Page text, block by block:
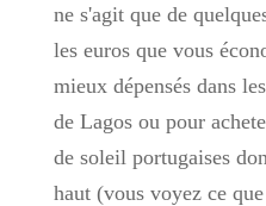
ne s'agit que de
les euros que vous
mieux dépensés dans
de Lagos ou pour
de soleil portugaises
haut (vous voyez ce